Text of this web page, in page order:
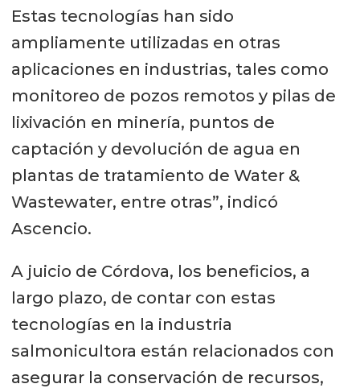
Estas tecnologías han sido
ampliamente utilizadas en otras
aplicaciones en industrias, tales como
monitoreo de pozos remotos y pilas de
lixivación en minería, puntos de
captación y devolución de agua en
plantas de tratamiento de Water &
Wastewater, entre otras”, indicó
Ascencio.
A juicio de Córdova, los beneficios, a
largo plazo, de contar con estas
tecnologías en la industria
salmonicultora están relacionados con
asegurar la conservación de recursos,